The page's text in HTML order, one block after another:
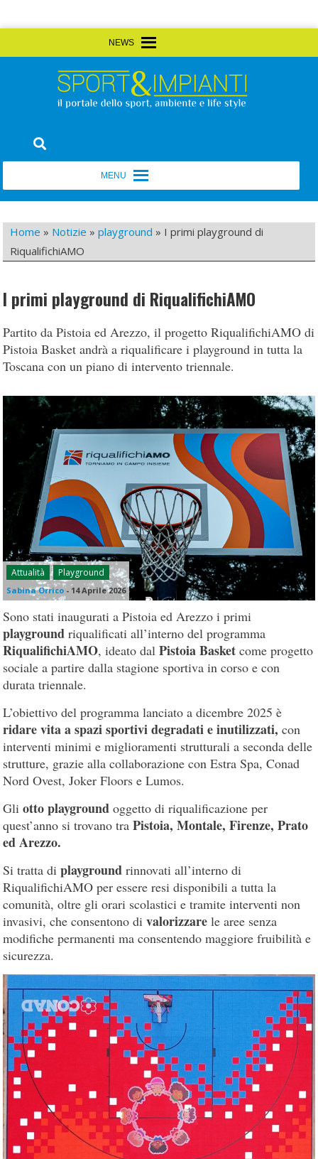
to
Sport&Impianti
Home » Notizie »playground » I primi playground di
RiqualifichiAMO
I primi playground di RiqualifichiAMO
Partito da Pistoia ed Arezzo, il progetto RiqualifichiAMO di
Pistoia Basket andrà a riqualificare i playground in tutta la
Toscana con un piano di intervento triennale.
Attualità Playground
Sabina Orrico- 14 Aprile 2026
Sono stati inaugurati a Pistoia ed Arezzo i primi
playground riqualificati all’interno del programma
RiqualifichiAMO, ideato dalPistoia Basket come progetto
sociale a partire dalla stagione sportiva in corso e con
durata triennale.
L’obiettivo del programma lanciato a dicembre 2025 è
ridare vita a spazi sportivi degradati e inutilizzati,con
interventi minimi e miglioramenti strutturali a seconda delle
strutture, grazie alla collaborazione con Estra Spa, Conad
Nord Ovest, Joker Floors e Lumos.
Gliotto playground oggetto di riqualificazione per
quest’anno si trovano traPistoia, Montale, Firenze, Prato
ed Arezzo.
Si tratta diplayground rinnovati all’interno di
RiqualifichiAMO per essere resi disponibili a tutta la
comunità, oltre gli orari scolastici e tramite interventi non
invasivi, che consentono divalorizzare le aree senza
modifiche permanenti ma consentendo maggiore fruibilità e
sicurezza.